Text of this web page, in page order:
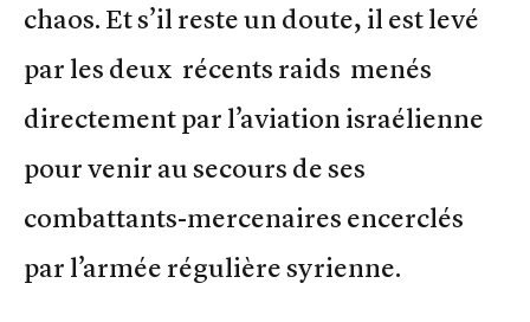
chaos. Et s’il reste un doute, il est levé
par les deux récents raids menés
directement par l’aviation israélienne
pour venir au secours de ses
combattants-mercenaires encerclés
par l’armée régulière syrienne.